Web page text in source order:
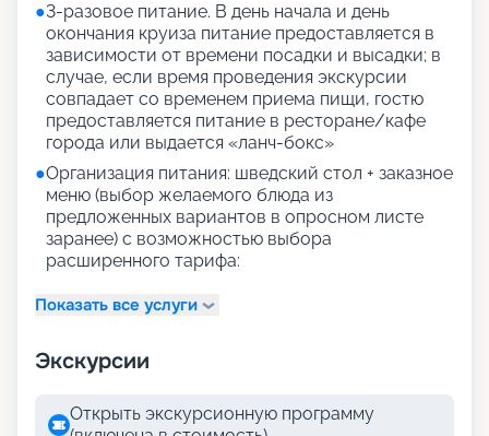
●3-разовое питание. В день начала и день
окончания круиза питание предоставляется в
зависимости от времени посадки и высадки; в
случае, если время проведения экскурсии
совпадает со временем приема пищи, гостю
предоставляется питание в ресторане/кафе
города или выдается «ланч-бокс»
●Организация питания: шведский стол + заказное
меню (выбор желаемого блюда из
предложенных вариантов в опросном листе
заранее) с возможностью выбора
расширенного тарифа:
Показать все услуги
Экскурсии
Открыть экскурсионную программу